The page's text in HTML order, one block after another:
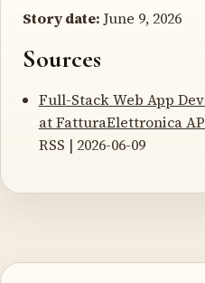
Story date: June 9, 2026
Sources
Full-Stack Web App
at FatturaElettronica
RSS | 2026-06-09